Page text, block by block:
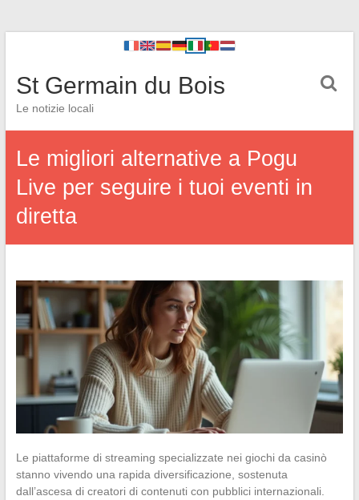
St Germain du Bois
Le notizie locali
Le migliori alternative a Pogu
Live per seguire i tuoi eventi in
diretta
Le piattaforme di streaming specializzate nei giochi da casinò
stanno vivendo una rapida diversificazione, sostenuta
dall’ascesa di creatori di contenuti con pubblici internazionali.